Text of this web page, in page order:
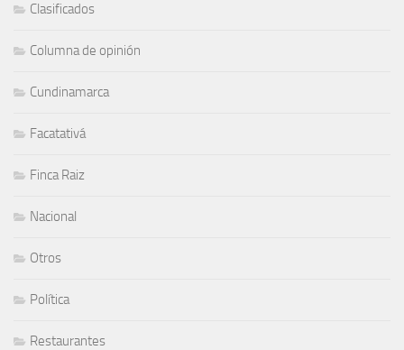
Clasificados
Columna de opinión
Cundinamarca
Facatativá
Finca Raiz
Nacional
Otros
Política
Restaurantes